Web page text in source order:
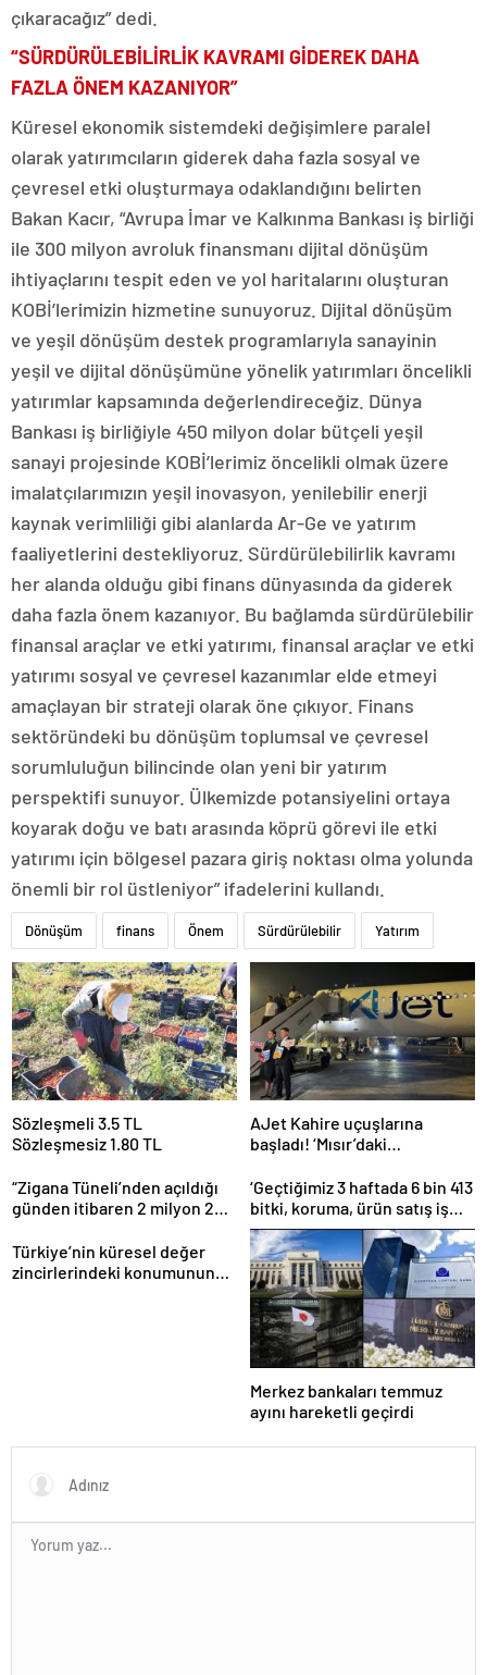
çıkaracağız” dedi.
“SÜRDÜRÜLEBİLİRLİK KAVRAMI GİDEREK DAHA
FAZLA ÖNEM KAZANIYOR”
Küresel ekonomik sistemdeki değişimlere paralel
olarak yatırımcıların giderek daha fazla sosyal ve
çevresel etki oluşturmaya odaklandığını belirten
Bakan Kacır, “Avrupa İmar ve Kalkınma Bankası iş birliği
ile 300 milyon avroluk finansmanı dijital dönüşüm
ihtiyaçlarını tespit eden ve yol haritalarını oluşturan
KOBİ’lerimizin hizmetine sunuyoruz. Dijital dönüşüm
ve yeşil dönüşüm destek programlarıyla sanayinin
yeşil ve dijital dönüşümüne yönelik yatırımları öncelikli
yatırımlar kapsamında değerlendireceğiz. Dünya
Bankası iş birliğiyle 450 milyon dolar bütçeli yeşil
sanayi projesinde KOBİ’lerimiz öncelikli olmak üzere
imalatçılarımızın yeşil inovasyon, yenilebilir enerji
kaynak verimliliği gibi alanlarda Ar-Ge ve yatırım
faaliyetlerini destekliyoruz. Sürdürülebilirlik kavramı
her alanda olduğu gibi finans dünyasında da giderek
daha fazla önem kazanıyor. Bu bağlamda sürdürülebilir
finansal araçlar ve etki yatırımı, finansal araçlar ve etki
yatırımı sosyal ve çevresel kazanımlar elde etmeyi
amaçlayan bir strateji olarak öne çıkıyor. Finans
sektöründeki bu dönüşüm toplumsal ve çevresel
sorumluluğun bilincinde olan yeni bir yatırım
perspektifi sunuyor. Ülkemizde potansiyelini ortaya
koyarak doğu ve batı arasında köprü görevi ile etki
yatırımı için bölgesel pazara giriş noktası olma yolunda
önemli bir rol üstleniyor” ifadelerini kullandı.
Dönüşüm finans Önem Sürdürülebilir Yatırım
Sözleşmeli 3.5 TL
Sözleşmesiz 1.80 TL
AJet Kahire uçuşlarına
başladı! ‘Mısır’daki
getireceğiz’
“Zigana Tüneli’nden açıldığı
günden itibaren 2 milyon 200
‘Geçtiğimiz 3 haftada 6 bin 413
bitki, koruma, ürün satış iş
yeri denetlendi’
Türkiye’nin küresel değer
zincirlerindeki konumunun
Merkez bankaları temmuz
ayını hareketli geçirdi